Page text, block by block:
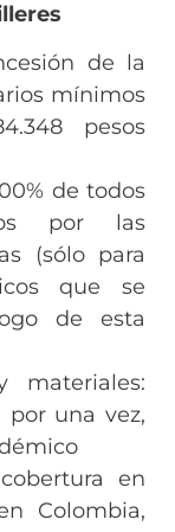
de la
mínimos
pesos
de todos
por las
(sólo para
que se
de esta
materiales:
por una vez,
en
Colombia,